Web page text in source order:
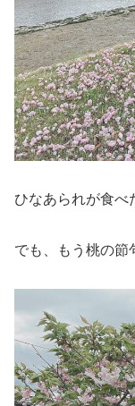
ひなあられが食べ
でも、もう桃の節